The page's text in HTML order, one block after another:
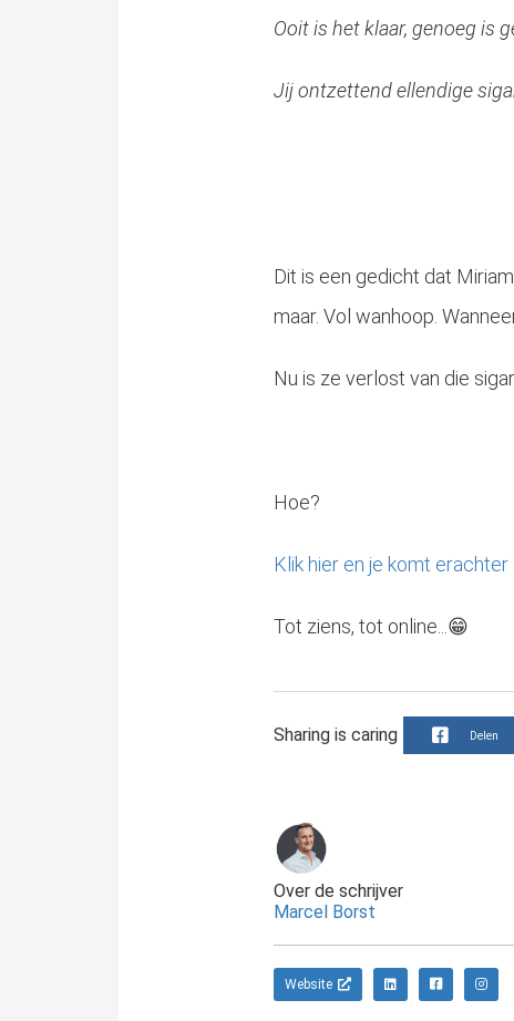
Ooit is het klaar, genoeg is
Jij ontzettend ellendige
Dit is een gedicht dat
maar. Vol wanhoop.
Nu is ze verlost van die
Hoe?
Klik hier en je komt erachter
Tot ziens, tot online...😁
Sharing is caring Delen
Over de schrijver
Marcel Borst
Website